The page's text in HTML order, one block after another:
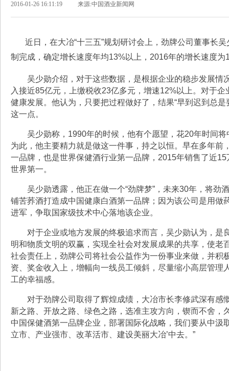
2016-01-26 16:11:19 来源:中国酒业新闻网
近日，在大冶“十三五”规划研讨会上，劲牌公司董事长吴
制完成，确定增长速度年均13%以上，2016年的增长速度为
吴少勋介绍，对于这些数据，是根据企业的稳步发展情
入接近85亿元，上缴税收23亿多元，增速12%以上。对于
健康发展。他认为，只要把过程做好了，结果“早到迟到总
这一点。
吴少勋称，1990年的时候，他有个愿望，花20年时间
为此，他主要精力就是做这一件事，持之以恒。早在多年前
一品牌，也是世界保健酒行业第一品牌，2015年销售了近
世界第一。
吴少勋透露，他正在做一个“劲牌梦”，未来30年，将劲
铺苦荞酒打造成中国健康白酒第一品牌；因为该公司是用做
进军，争取国家级技术中心落地该企业。
对于企业或地方发展的终极追求而言，吴少勋认为，是
明和物质文明的双赢，实现全社会对发展成果的共享，使老
社会责任上，劲牌公司将社会公益作为一份事业来做，并积
资、奖金收入上，增幅向一线员工倾斜，尽量缩小高层管理
工的幸福感。
对于劲牌公司取得了辉煌成绩，大冶市长李修武深有感
新之路、开放之路、绿色之路，选准主攻方向，锲而不舍，
中国保健酒第一品牌企业，部署国际化战略，我们要从中汲
立市、产业强市、改革活市、建设美丽大冶’中去。”